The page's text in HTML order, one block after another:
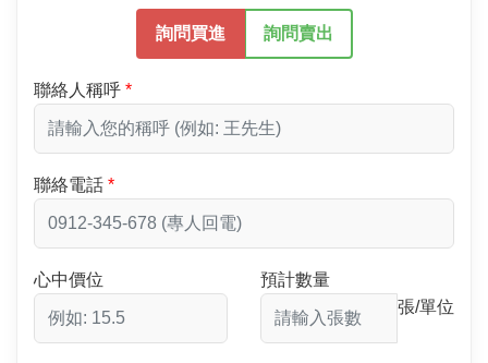
詢問買進 詢問賣出
聯絡人稱呼
聯絡電話
心中價位
預計數量
張/單位